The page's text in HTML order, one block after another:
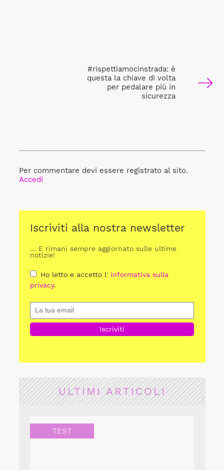
#rispettiamocinstrada: è
questa la chiave di volta
per pedalare più in
sicurezza
Per commentare devi essere registrato al sito.
Accedi
Iscriviti alla nostra newsletter
... E rimani sempre aggiornato sulle ultime
notizie!
Ho letto e accetto l' informativa sulla
privacy.
ULTIMI ARTICOLI
TEST